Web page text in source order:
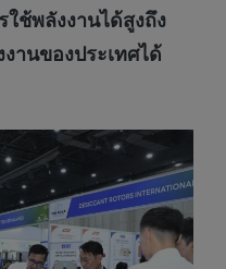
ช้พลังงานได้สูงถึง
านของประเทศได้